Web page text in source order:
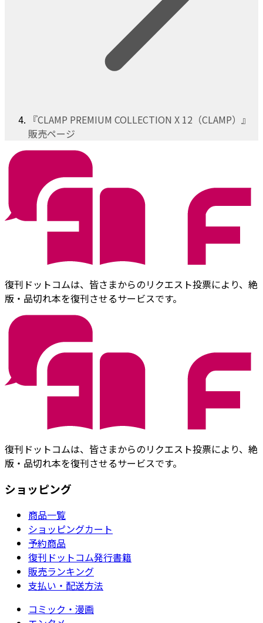
『CLAMP PREMIUM COLLECTION X 12（CLAMP）』
販売ページ
復刊ドットコムは、皆さまからのリクエスト投票により、絶
版・品切れ本を復刊させるサービスです。
復刊ドットコムは、皆さまからのリクエスト投票により、絶
版・品切れ本を復刊させるサービスです。
ショッピング
商品一覧
ショッピングカート
予約商品
復刊ドットコム発行書籍
販売ランキング
支払い・配送方法
コミック・漫画